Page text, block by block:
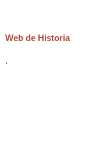
Web de Historia
.